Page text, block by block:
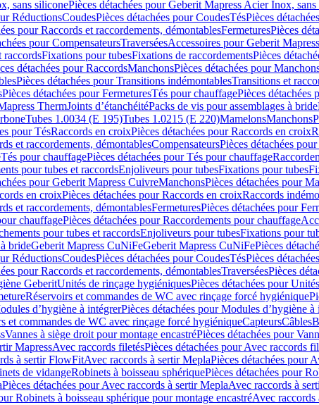
sans siliconePièces détachées pour Geberit Mapress Acier Inox,
RéductionsCoudesPièces détachées pour CoudesTésPièces
pour Raccords et raccordements, démontablesFermeturesPièces
pour CompensateursTraverséesAccessoires pour Geberit
raccordsFixations pour tubesFixations de raccordementsPièces
détachées pour RaccordsManchonsPièces détachées pour
Pièces détachées pour Transitions indémontablesTransitions et
Pièces détachées pour FermeturesTés pour chauffagePièces détachées
ThermJoints d’étanchéitéPacks de vis pour assemblages à bride
Tubes 1.0034 (E 195)Tubes 1.0215 (E 220)MamelonsManchons
pour TésRaccords en croixPièces détachées pour Raccords en croix
et raccordements, démontablesCompensateursPièces détachées
Tés pour chauffagePièces détachées pour Tés pour chauffage
pour tubes et raccordsEnjoliveurs pour tubesFixations pour tubes
pour Geberit Mapress CuivreManchonsPièces détachées pour
en croixPièces détachées pour Raccords en croixRaccords
et raccordements, démontablesFermeturesPièces détachées pour
chauffagePièces détachées pour Raccordements pour chauffage
pour tubes et raccordsEnjoliveurs pour tubesFixations pour
brideGeberit Mapress CuNiFeGeberit Mapress CuNiFePièces
RéductionsCoudesPièces détachées pour CoudesTésPièces
pour Raccords et raccordements, démontablesTraverséesPièces
GeberitUnités de rinçage hygiéniquesPièces détachées pour
Réservoirs et commandes de WC avec rinçage forcé hygiénique
d’hygiène à intégrerPièces détachées pour Modules d’hygiène à
et commandes de WC avec rinçage forcé hygiéniqueCapteursCâbles
Vannes à siège droit pour montage encastréPièces détachées pour
MapressAvec raccords filetésPièces détachées pour Avec raccords
à sertir FlowFitAvec raccords à sertir MeplaPièces détachées pour
de vidangeRobinets à boisseau sphériquePièces détachées pour
Pièces détachées pour Avec raccords à sertir MeplaAvec raccords à
Robinets à boisseau sphérique pour montage encastréAvec